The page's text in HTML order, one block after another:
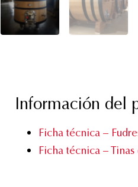
Información del
Ficha técnica –
Ficha técnica – Tinas